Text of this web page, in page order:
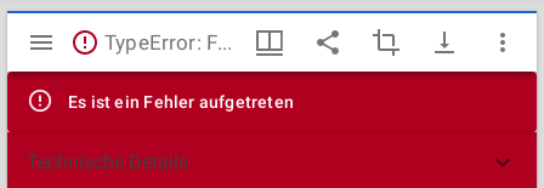
Mirador
Viewer
TypeError: Failed to fetch
Es ist ein Fehler aufgetreten
Technische Details